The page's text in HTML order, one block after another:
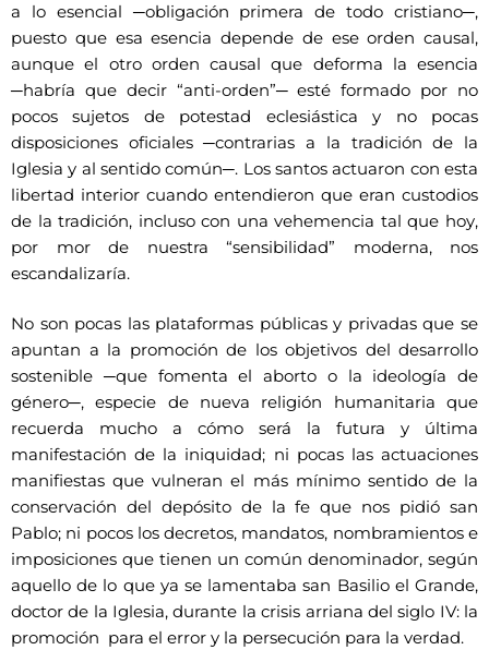
a lo esencial ─obligación primera de todo cristiano─,
puesto que esa esencia depende de ese orden causal,
aunque el otro orden causal que deforma la esencia
─habría que decir “anti-orden”─ esté formado por no
pocos sujetos de potestad eclesiástica y no pocas
disposiciones oficiales ─contrarias a la tradición de la
Iglesia y al sentido común─. Los santos actuaron con esta
libertad interior cuando entendieron que eran custodios
de la tradición, incluso con una vehemencia tal que hoy,
por mor de nuestra “sensibilidad” moderna, nos
escandalizaría.
No son pocas las plataformas públicas y privadas que se
apuntan a la promoción de los objetivos del desarrollo
sostenible ─que fomenta el aborto o la ideología de
género─, especie de nueva religión humanitaria que
recuerda mucho a cómo será la futura y última
manifestación de la iniquidad; ni pocas las actuaciones
manifiestas que vulneran el más mínimo sentido de la
conservación del depósito de la fe que nos pidió san
Pablo; ni pocos los decretos, mandatos, nombramientos e
imposiciones que tienen un común denominador, según
aquello de lo que ya se lamentaba san Basilio el Grande,
doctor de la Iglesia, durante la crisis arriana del siglo IV: la
promoción para el error y la persecución para la verdad.